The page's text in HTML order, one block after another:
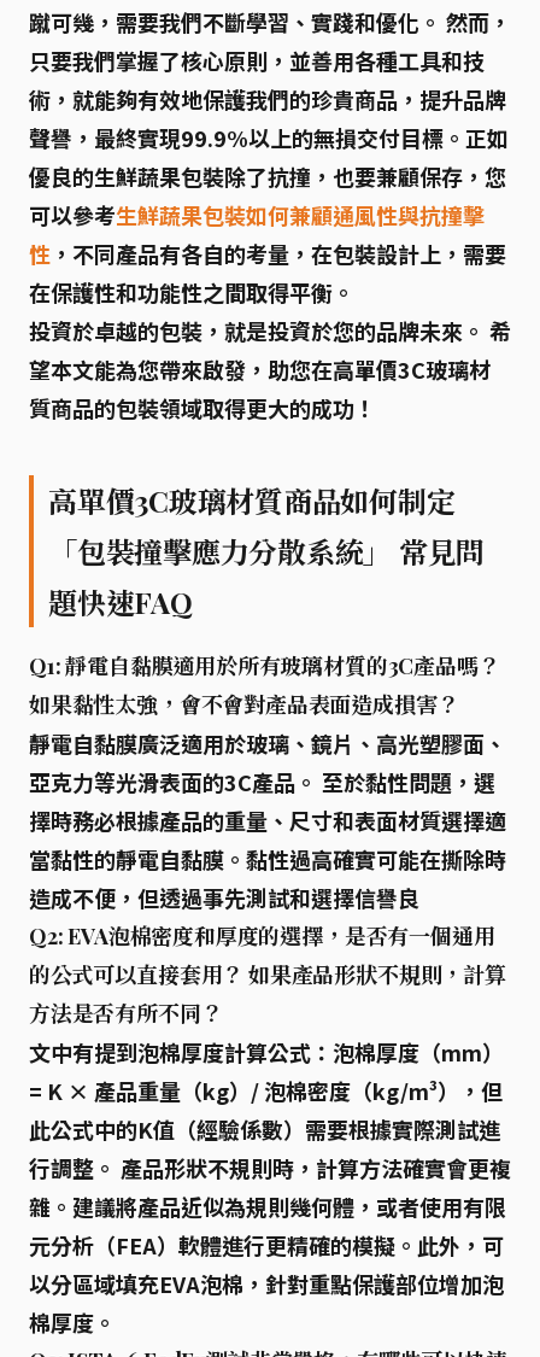
蹴可幾，需要我們不斷學習、實踐和優化。 然而，
只要我們掌握了核心原則，並善用各種工具和技
術，就能夠有效地保護我們的珍貴商品，提升品牌
聲譽，最終實現99.9%以上的無損交付目標。正如
優良的生鮮蔬果包裝除了抗撞，也要兼顧保存，您
可以參考生鮮蔬果包裝如何兼顧通風性與抗撞擊
性 ，不同產品有各自的考量，在包裝設計上，需要
在保護性和功能性之間取得平衡。
投資於卓越的包裝，就是投資於您的品牌未來。 希
望本文能為您帶來啟發，助您在高單價3C玻璃材
質商品的包裝領域取得更大的成功！
高單價3C玻璃材質商品如何制定
「包裝撞擊應力分散系統」 常見問
題快速FAQ
Q1: 靜電自黏膜適用於所有玻璃材質的3C產品嗎？
如果黏性太強，會不會對產品表面造成損害？
靜電自黏膜廣泛適用於玻璃、鏡片、高光塑膠面、
亞克力等光滑表面的3C產品。 至於黏性問題，選
擇時務必根據產品的重量、尺寸和表面材質選擇適
當黏性的靜電自黏膜 。黏性過高確實可能在撕除時
造成不便，但透過事先測試和選擇信譽良
Q2: EVA泡棉密度和厚度的選擇，是否有一個通用
的公式可以直接套用？ 如果產品形狀不規則，計算
方法是否有所不同？
文中有提到泡棉厚度計算公式： 泡棉厚度（mm）
= K × 產品重量（kg）/ 泡棉密度（kg/m³）
，但
此公式中的K值（經驗係數）需要根據實際測試進
行調整。 產品形狀不規則時，計算方法確實會更複
雜。 建議將產品近似為規則幾何體 ，或者使用有限
元分析（FEA）軟體進行更精確的模擬。此外，可
以分區域填充EVA泡棉 ，針對重點保護部位增加泡
棉厚度。